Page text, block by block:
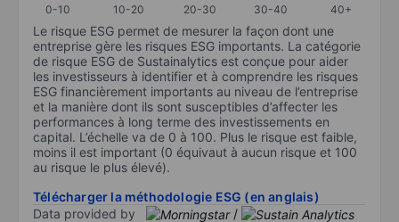
0-10
10-20 20-30 30-40 40+
Le risque ESG permet de mesurer la façon dont une
entreprise gère les risques ESG importants. La catégorie
de risque ESG de Sustainalytics est conçue pour aider
les investisseurs à identifier et à comprendre les risques
ESG financièrement importants au niveau de l’entreprise
et la manière dont ils sont susceptibles d’affecter les
performances à long terme des investissements en
capital. L’échelle va de 0 à 100. Plus le risque est faible,
moins il est important (0 équivaut à aucun risque et 100
au risque le plus élevé).
Télécharger la méthodologie ESG (en anglais)
Data provided by
/